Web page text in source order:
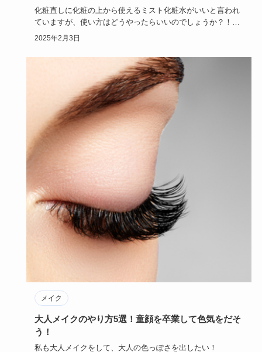
化粧直しに化粧の上から使えるミスト化粧水がいいと言われ
ていますが、使い方はどうやったらいいのでしょうか？！乳
液や美容液も必…
2025年2月3日
メイク
大人メイクのやり方5選！童顔を卒業して色気をだそ
う！
私も大人メイクをして、大人の色っぽさを出したい！